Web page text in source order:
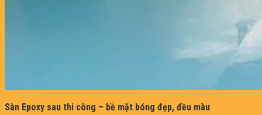
Sàn Epoxy sau thi công – bề mặt bóng đẹp, đều màu